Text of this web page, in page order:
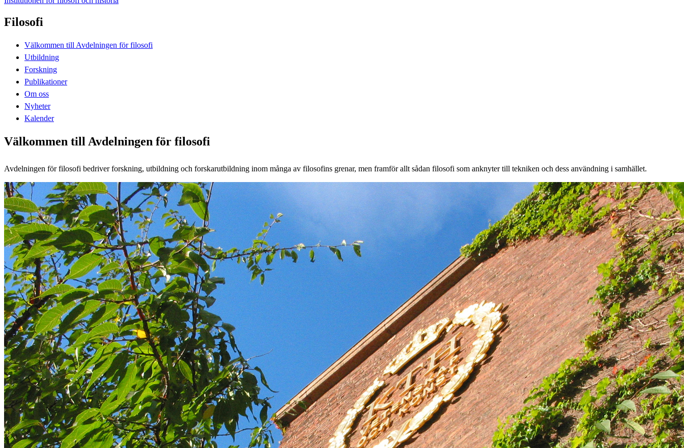
Filosofi
Välkommen till Avdelningen för filosofi
Utbildning
Forskning
Publikationer
Om oss
Nyheter
Kalender
Välkommen till Avdelningen för filosofi
Avdelningen för filosofi bedriver forskning, utbildning och forskarutbildning inom många av filosofins grenar, men framför allt sådan filosofi som anknyter till tekniken och dess användning i samhället.